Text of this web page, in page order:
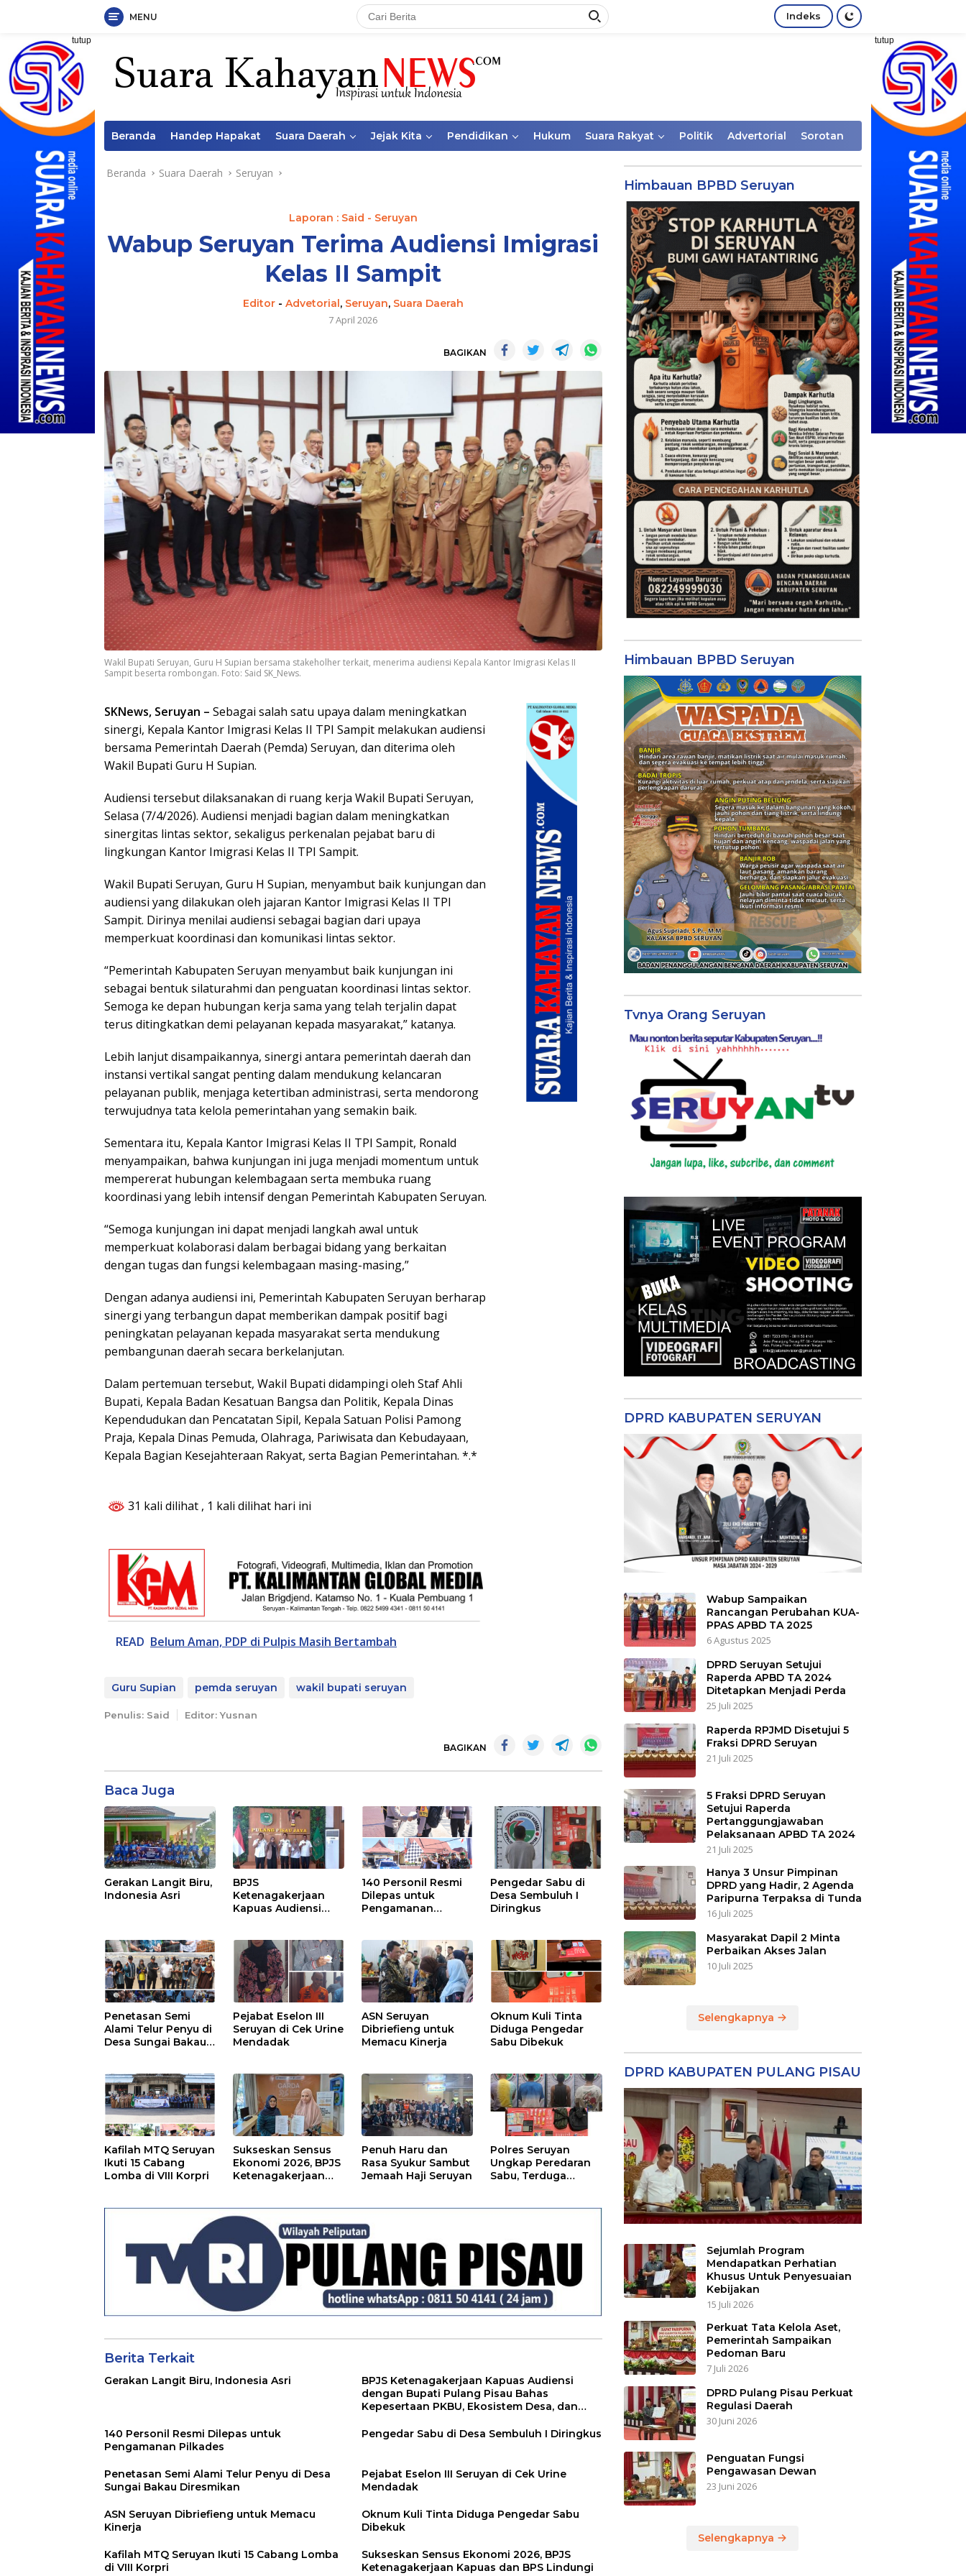
Langsung
konten
MENU Indeks
tutup tutup
Beranda Handep Hapakat Suara Daerah Jejak Kita Pendidikan Hukum Suara Rakyat Politik Advertorial Sorotan
Beranda Suara Daerah Seruyan
Laporan : Said - Seruyan
Wabup Seruyan Terima Audiensi Imigrasi
Kelas II Sampit
Editor- Advetorial, Seruyan, Suara Daerah
7 April 2026
BAGIKAN
Wakil Bupati Seruyan, Guru H Supian bersama stakeholher terkait, menerima audiensi Kepala Kantor Imigrasi Kelas II
Sampit beserta rombongan. Foto: Said SK_News.
SKNews, Seruyan – Sebagai salah satu upaya dalam meningkatkan
sinergi, Kepala Kantor Imigrasi Kelas II TPI Sampit melakukan audiensi
bersama Pemerintah Daerah (Pemda) Seruyan, dan diterima oleh
Wakil Bupati Guru H Supian.
Audiensi tersebut dilaksanakan di ruang kerja Wakil Bupati Seruyan,
Selasa (7/4/2026). Audiensi menjadi bagian dalam meningkatkan
sinergitas lintas sektor, sekaligus perkenalan pejabat baru di
lingkungan Kantor Imigrasi Kelas II TPI Sampit.
Wakil Bupati Seruyan, Guru H Supian, menyambut baik kunjungan dan
audiensi yang dilakukan oleh jajaran Kantor Imigrasi Kelas II TPI
Sampit. Dirinya menilai audiensi sebagai bagian dari upaya
memperkuat koordinasi dan komunikasi lintas sektor.
“Pemerintah Kabupaten Seruyan menyambut baik kunjungan ini
sebagai bentuk silaturahmi dan penguatan koordinasi lintas sektor.
Semoga ke depan hubungan kerja sama yang telah terjalin dapat
terus ditingkatkan demi pelayanan kepada masyarakat,” katanya.
Lebih lanjut disampaikannya, sinergi antara pemerintah daerah dan
instansi vertikal sangat penting dalam mendukung kelancaran
pelayanan publik, menjaga ketertiban administrasi, serta mendorong
terwujudnya tata kelola pemerintahan yang semakin baik.
Sementara itu, Kepala Kantor Imigrasi Kelas II TPI Sampit, Ronald
menyampaikan, bahwa kunjungan ini juga menjadi momentum untuk
mempererat hubungan kelembagaan serta membuka ruang
koordinasi yang lebih intensif dengan Pemerintah Kabupaten Seruyan.
“Semoga kunjungan ini dapat menjadi langkah awal untuk
memperkuat kolaborasi dalam berbagai bidang yang berkaitan
dengan tugas dan fungsi kelembagaan masing-masing,”
Dengan adanya audiensi ini, Pemerintah Kabupaten Seruyan berharap
sinergi yang terbangun dapat memberikan dampak positif bagi
peningkatan pelayanan kepada masyarakat serta mendukung
pembangunan daerah secara berkelanjutan.
Dalam pertemuan tersebut, Wakil Bupati didampingi oleh Staf Ahli
Bupati, Kepala Badan Kesatuan Bangsa dan Politik, Kepala Dinas
Kependudukan dan Pencatatan Sipil, Kepala Satuan Polisi Pamong
Praja, Kepala Dinas Pemuda, Olahraga, Pariwisata dan Kebudayaan,
Kepala Bagian Kesejahteraan Rakyat, serta Bagian Pemerintahan. *.*
31 kali dilihat , 1 kali dilihat hari ini
READ Belum Aman, PDP di Pulpis Masih Bertambah
Guru Supian pemda seruyan wakil bupati seruyan
Penulis: Said Editor: Yusnan
BAGIKAN
Baca Juga
Gerakan Langit Biru,
Indonesia Asri
BPJS
Ketenagakerjaan
Kapuas Audiensi
Kepesertaan PKBU,
Ekosistem Desa, dan
Pekerja Rentan
140 Personil Resmi
Dilepas untuk
Pengamanan
Pengedar Sabu di
Desa Sembuluh I
Diringkus
Penetasan Semi
Alami Telur Penyu di
Desa Sungai Bakau
Pejabat Eselon III
Seruyan di Cek Urine
Mendadak
ASN Seruyan
Dibriefieng untuk
Memacu Kinerja
Oknum Kuli Tinta
Diduga Pengedar
Sabu Dibekuk
Kafilah MTQ Seruyan
Ikuti 15 Cabang
Lomba di VIII Korpri
Sukseskan Sensus
Ekonomi 2026, BPJS
Ketenagakerjaan
Petugas Lapangan
Penuh Haru dan
Rasa Syukur Sambut
Jemaah Haji Seruyan
Polres Seruyan
Ungkap Peredaran
Sabu, Terduga
Berita Terkait
Gerakan Langit Biru, Indonesia Asri
BPJS Ketenagakerjaan Kapuas Audiensi
dengan Bupati Pulang Pisau Bahas
Kepesertaan PKBU, Ekosistem Desa, dan
140 Personil Resmi Dilepas untuk
Pengamanan Pilkades
Pengedar Sabu di Desa Sembuluh I Diringkus
Penetasan Semi Alami Telur Penyu di Desa
Sungai Bakau Diresmikan
Pejabat Eselon III Seruyan di Cek Urine
Mendadak
ASN Seruyan Dibriefieng untuk Memacu
Kinerja
Oknum Kuli Tinta Diduga Pengedar Sabu
Dibekuk
Kafilah MTQ Seruyan Ikuti 15 Cabang Lomba
di VIII Korpri
Sukseskan Sensus Ekonomi 2026, BPJS
Ketenagakerjaan Kapuas dan BPS Lindungi
Himbauan BPBD Seruyan
Himbauan BPBD Seruyan
Tvnya Orang Seruyan
DPRD KABUPATEN SERUYAN
Wabup Sampaikan
Rancangan Perubahan KUA-
PPAS APBD TA 2025
6 Agustus 2025
DPRD Seruyan Setujui
Raperda APBD TA 2024
Ditetapkan Menjadi Perda
25 Juli 2025
Raperda RPJMD Disetujui 5
Fraksi DPRD Seruyan
21 Juli 2025
5 Fraksi DPRD Seruyan
Setujui Raperda
Pertanggungjawaban
Pelaksanaan APBD TA 2024
21 Juli 2025
Hanya 3 Unsur Pimpinan
DPRD yang Hadir, 2 Agenda
Paripurna Terpaksa di Tunda
16 Juli 2025
Masyarakat Dapil 2 Minta
Perbaikan Akses Jalan
10 Juli 2025
Selengkapnya
DPRD KABUPATEN PULANG PISAU
Sejumlah Program
Mendapatkan Perhatian
Khusus Untuk Penyesuaian
Kebijakan
15 Juli 2026
Perkuat Tata Kelola Aset,
Pemerintah Sampaikan
Pedoman Baru
7 Juli 2026
DPRD Pulang Pisau Perkuat
Regulasi Daerah
30 Juni 2026
Penguatan Fungsi
Pengawasan Dewan
23 Juni 2026
Selengkapnya